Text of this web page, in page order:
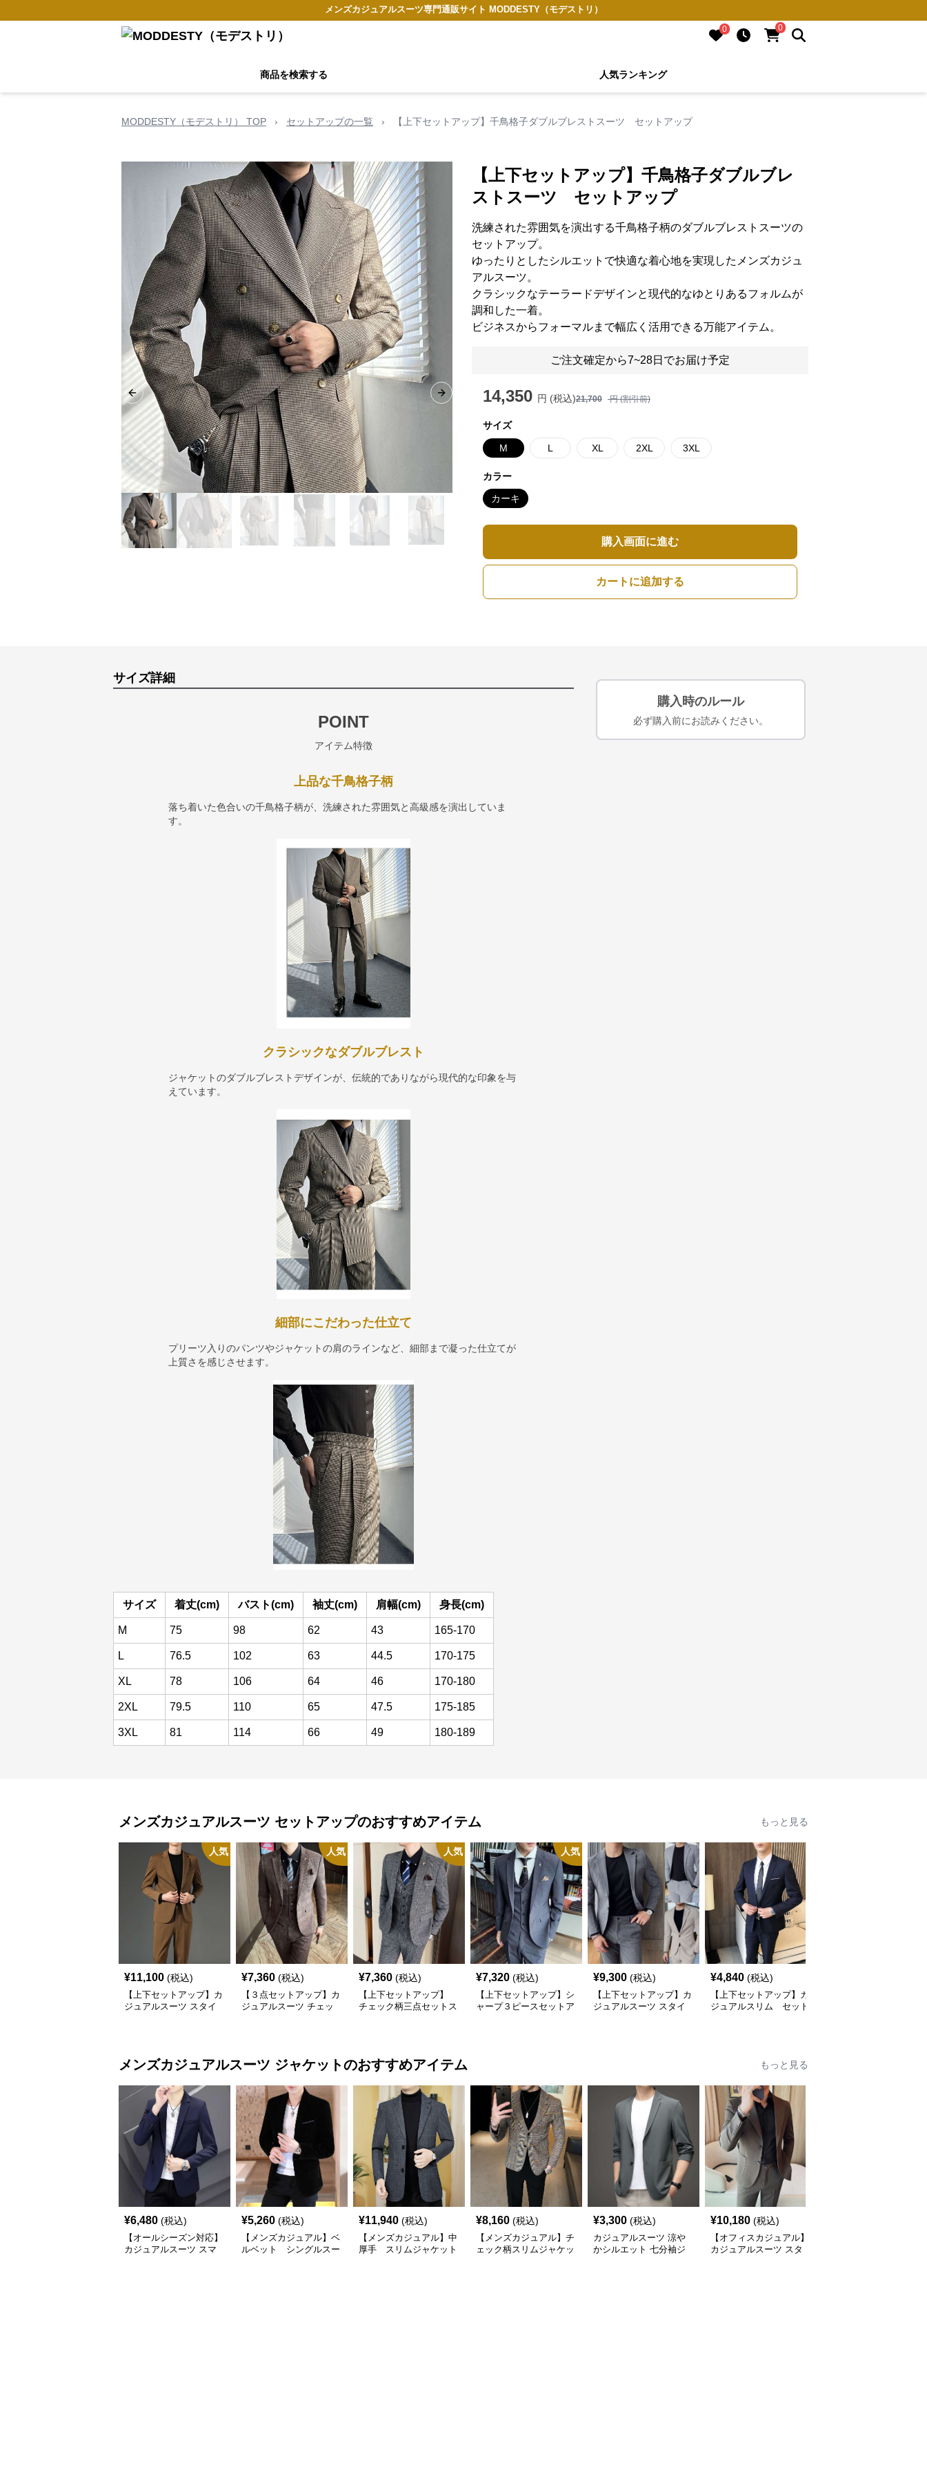
メンズカジュアルスーツ専門通販サイト MODDESTY（モデストリ）
0 0
商品を検索する 人気ランキング
MODDESTY（モデストリ） TOP › セットアップの一覧 › 【上下セットアップ】千鳥格子ダブルブレストスーツ セットアップ
Previous slide Next slide
【上下セットアップ】千鳥格子ダブルブレ
ストスーツ セットアップ
洗練された雰囲気を演出する千鳥格子柄のダブルブレストスーツの
セットアップ。
ゆったりとしたシルエットで快適な着心地を実現したメンズカジュ
アルスーツ。
クラシックなテーラードデザインと現代的なゆとりあるフォルムが
調和した一着。
ビジネスからフォーマルまで幅広く活用できる万能アイテム。
ご注文確定から7~28日でお届け予定
14,350 円 (税込)21,700 円 (割引前)
サイズ
M L XL 2XL 3XL
カラー
カーキ
購入画面に進む
カートに追加する
サイズ詳細
POINT
アイテム特徴
上品な千鳥格子柄
落ち着いた色合いの千鳥格子柄が、洗練された雰囲気と高級感を演出していま
す。
クラシックなダブルブレスト
ジャケットのダブルブレストデザインが、伝統的でありながら現代的な印象を与
えています。
細部にこだわった仕立て
プリーツ入りのパンツやジャケットの肩のラインなど、細部まで凝った仕立てが
上質さを感じさせます。
サイズ 着丈(cm) バスト(cm) 袖丈(cm) 肩幅(cm) 身長(cm)
M 75 98 62 43 165-170
L 76.5 102 63 44.5 170-175
XL 78 106 64 46 170-180
2XL 79.5 110 65 47.5 175-185
3XL 81 114 66 49 180-189
購入時のルール
必ず購入前にお読みください。
メンズカジュアルスーツ セットアップのおすすめアイテム もっと見る
人気
¥11,100 (税込)
【上下セットアップ】カ
ジュアルスーツ スタイ
人気
¥7,360 (税込)
【３点セットアップ】カ
ジュアルスーツ チェッ
人気
¥7,360 (税込)
【上下セットアップ】
チェック柄三点セットス
人気
¥7,320 (税込)
【上下セットアップ】シ
ャープ３ピースセットア
¥9,300 (税込)
【上下セットアップ】カ
ジュアルスーツ スタイ
¥4,840 (税込)
【上下セットアップ】カ
ジュアルスリム セット
メンズカジュアルスーツ ジャケットのおすすめアイテム もっと見る
¥6,480 (税込)
【オールシーズン対応】
カジュアルスーツ スマ
¥5,260 (税込)
【メンズカジュアル】ベ
ルベット シングルスー
¥11,940 (税込)
【メンズカジュアル】中
厚手 スリムジャケット
¥8,160 (税込)
【メンズカジュアル】チ
ェック柄スリムジャケッ
¥3,300 (税込)
カジュアルスーツ 涼や
かシルエット 七分袖ジ
¥10,180 (税込)
【オフィスカジュアル】
カジュアルスーツ スタ